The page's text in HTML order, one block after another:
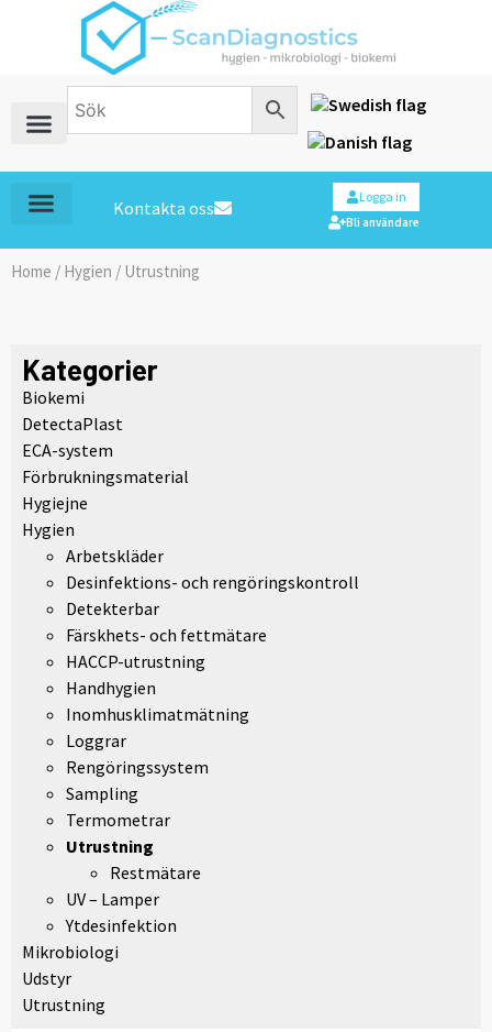
Kontakta oss
Logga in
Bli användare
Home / Hygien / Utrustning
Kategorier
Biokemi
DetectaPlast
ECA-system
Förbrukningsmaterial
Hygiejne
Hygien
Arbetskläder
Desinfektions- och rengöringskontroll
Detekterbar
Färskhets- och fettmätare
HACCP-utrustning
Handhygien
Inomhusklimatmätning
Loggrar
Rengöringssystem
Sampling
Termometrar
Utrustning
Restmätare
UV – Lamper
Ytdesinfektion
Mikrobiologi
Udstyr
Utrustning